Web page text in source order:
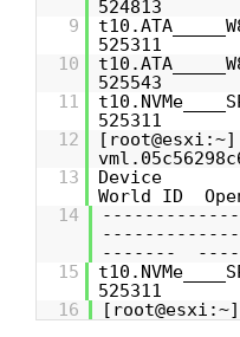
524813 1
9
525311
10
525543
11
525311
12
13
World ID
14
-------
15
525311
16
[root@esxi:~]